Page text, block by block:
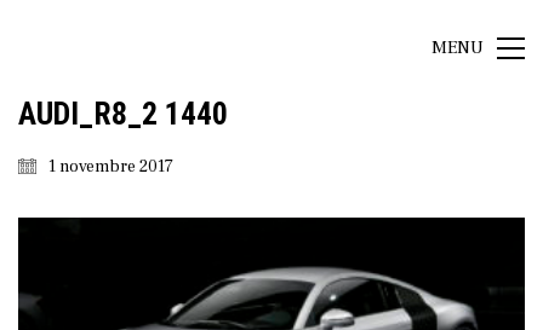
MENU
AUDI_R8_2 1440
1 novembre 2017